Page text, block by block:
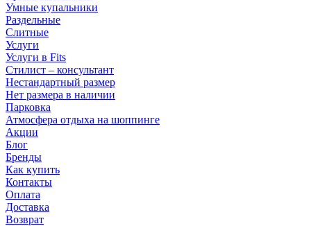
Умные купальники
Раздельные
Слитные
Услуги
Услуги в Fits
Стилист – консультант
Нестандартный размер
Нет размера в наличии
Парковка
Атмосфера отдыха на шоппинге
Акции
Блог
Бренды
Как купить
Контакты
Оплата
Доставка
Возврат